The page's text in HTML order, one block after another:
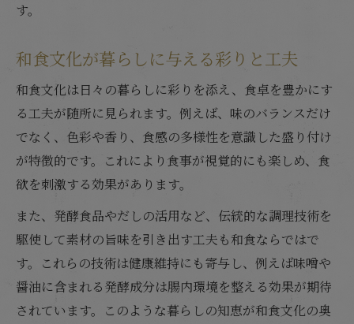
す。
和食文化が暮らしに与える彩りと工夫
和食文化は日々の暮らしに彩りを添え、食卓を豊かにす
る工夫が随所に見られます。例えば、味のバランスだけ
でなく、色彩や香り、食感の多様性を意識した盛り付け
が特徴的です。これにより食事が視覚的にも楽しめ、食
欲を刺激する効果があります。
また、発酵食品やだしの活用など、伝統的な調理技術を
駆使して素材の旨味を引き出す工夫も和食ならではで
す。これらの技術は健康維持にも寄与し、例えば味噌や
醤油に含まれる発酵成分は腸内環境を整える効果が期待
されています。このような暮らしの知恵が和食文化の奥